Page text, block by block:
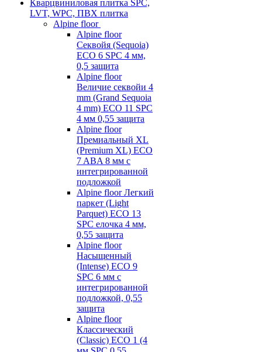
Кварцвиниловая плитка SPC,
LVT, WPC, ПВХ плитка
Alpine floor
Alpine floor
Секвойя (Sequoia)
ECO 6 SPC 4 мм,
0,5 защита
Alpine floor
Величие секвойи 4
mm (Grand Sequoia
4 mm) ECO 11 SPC
4 мм 0,55 защита
Alpine floor
Премиальный XL
(Premium XL) ECO
7 ABA 8 мм с
интегрированной
подложкой
Alpine floor Легкий
паркет (Light
Parquet) ECO 13
SPC елочка 4 мм,
0,55 защита
Alpine floor
Насыщенный
(Intense) ECO 9
SPC 6 мм с
интегрированной
подложкой, 0,55
защита
Alpine floor
Классический
(Classic) ECO 1 (4